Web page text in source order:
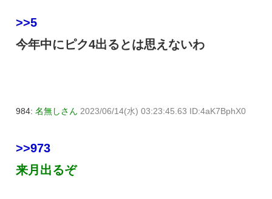
>>5
今年中にピク4出るとは思えないわ
984: 名無しさん 2023/06/14(水) 03:23:45.63 ID:4aK7BphX0
>>973
来月出るぞ